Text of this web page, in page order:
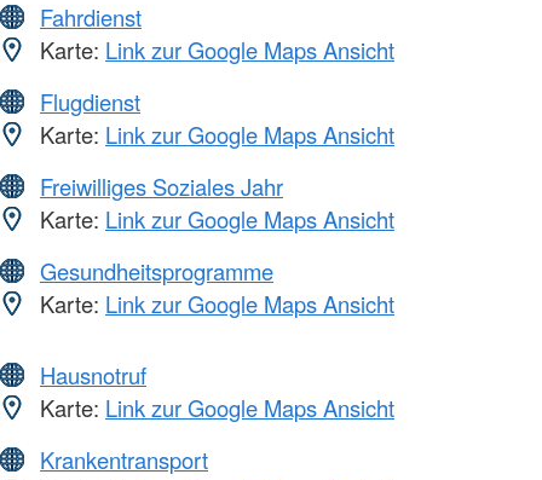
Fahrdienst
Karte: Link zur Google Maps Ansicht
Flugdienst
Karte: Link zur Google Maps Ansicht
Freiwilliges Soziales Jahr
Karte: Link zur Google Maps Ansicht
Gesundheitsprogramme
Karte: Link zur Google Maps Ansicht
Hausnotruf
Karte: Link zur Google Maps Ansicht
Krankentransport